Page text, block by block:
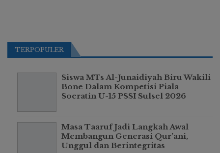
TERPOPULER
Siswa MTs Al-Junaidiyah Biru Wakili
Bone Dalam Kompetisi Piala
Soeratin U-15 PSSI Sulsel 2026
Masa Taaruf Jadi Langkah Awal
Membangun Generasi Qur’ani,
Unggul dan Berintegritas